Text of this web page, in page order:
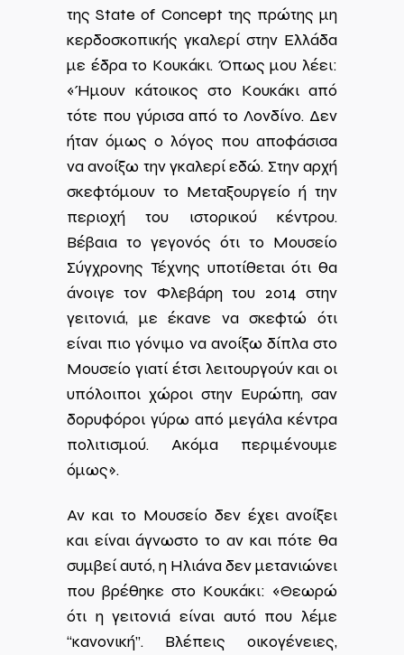
της State of Concept της πρώτης μη
κερδοσκοπικής γκαλερί στην Ελλάδα
με έδρα το Κουκάκι. Όπως μου λέει:
«Ήμουν κάτοικος στο Κουκάκι από
τότε που γύρισα από το Λονδίνο. Δεν
ήταν όμως ο λόγος που αποφάσισα
να ανοίξω την γκαλερί εδώ. Στην αρχή
σκεφτόμουν το Μεταξουργείο ή την
περιοχή του ιστορικού κέντρου.
Βέβαια το γεγονός ότι το Μουσείο
Σύγχρονης Τέχνης υποτίθεται ότι θα
άνοιγε τον Φλεβάρη του 2014 στην
γειτονιά, με έκανε να σκεφτώ ότι
είναι πιο γόνιμο να ανοίξω δίπλα στο
Μουσείο γιατί έτσι λειτουργούν και οι
υπόλοιποι χώροι στην Ευρώπη, σαν
δορυφόροι γύρω από μεγάλα κέντρα
πολιτισμού. Ακόμα περιμένουμε
όμως».
Αν και το Μουσείο δεν έχει ανοίξει
και είναι άγνωστο το αν και πότε θα
συμβεί αυτό, η Ηλιάνα δεν μετανιώνει
που βρέθηκε στο Κουκάκι: «Θεωρώ
ότι η γειτονιά είναι αυτό που λέμε
“κανονική”. Βλέπεις οικογένειες,